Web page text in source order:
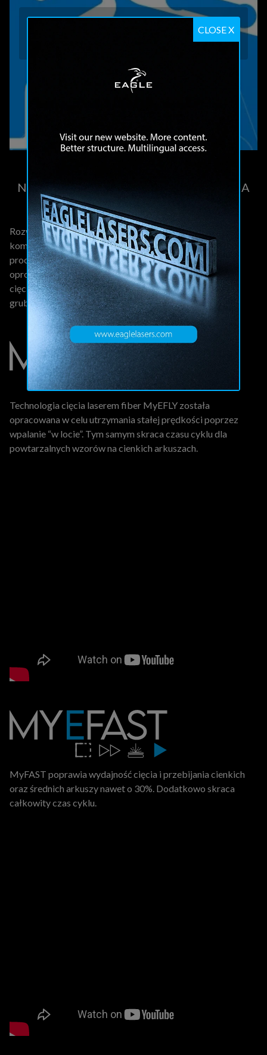
ZOBACZ NA ŻYWO PRACĘ WYCINARKI
LASEROWEJ MARKI EAGLE
ZAREZERWUJ WIZYTĘ W SHOWROOMIE
NAJNOWOCZEŚNIEJSZA TECHNOLOGIA
CIĘCIA
Rozwiązania do cięcia metalu powinny obejmować
kompletny system, który usprawnia wszystkie aspekty
procesu produkcyjnego. Dlatego opracowaliśmy własne
oprogramowanie i technologię, aby zwiększyć prędkość
cięcia, zoptymalizować zużycie gazu, rozszerzyć zakres
grubości i poprawić jakość krawędzi.
Technologia cięcia laserem fiber MyEFLY została
opracowana w celu utrzymania stałej prędkości poprzez
wpalanie “w locie”. Tym samym skraca czasu cyklu dla
powtarzalnych wzorów na cienkich arkuszach.
MyFAST poprawia wydajność cięcia i przebijania cienkich
oraz średnich arkuszy nawet o 30%. Dodatkowo skraca
całkowity czas cyklu.
CLOSE X